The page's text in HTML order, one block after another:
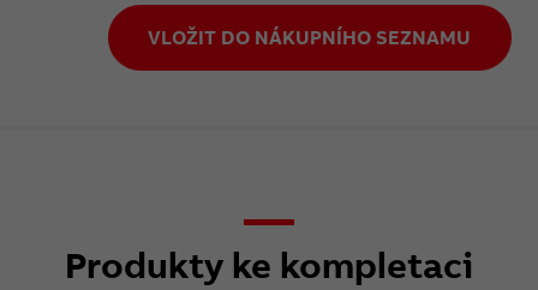
VLOŽIT DO NÁKUPNÍHO SEZNAMU
Produkty ke kompletaci